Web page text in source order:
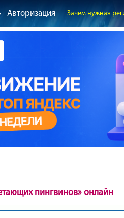
Авторизация Зачем нужная
пингвинов» онлайн